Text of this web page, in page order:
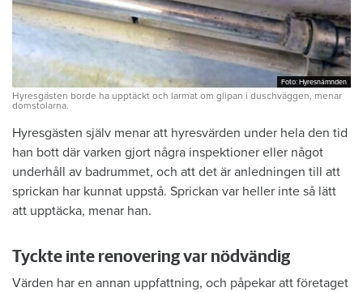
Foto: Hyresnämnden
Foto: Hyresnämnden
Hyresgästen borde ha upptäckt och larmat om glipan i duschväggen, menar
domstolarna.
Hyresgästen själv menar att hyresvärden under hela den tid
han bott där varken gjort några inspektioner eller något
underhåll av badrummet, och att det är anledningen till att
sprickan har kunnat uppstå. Sprickan var heller inte så lätt
att upptäcka, menar han.
Tyckte inte renovering var nödvändig
Värden har en annan uppfattning, och påpekar att företaget